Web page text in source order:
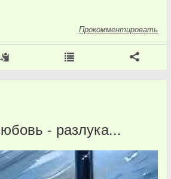
Прокомментировать
- разлука...